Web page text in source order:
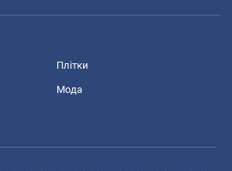
Плітки
Мода